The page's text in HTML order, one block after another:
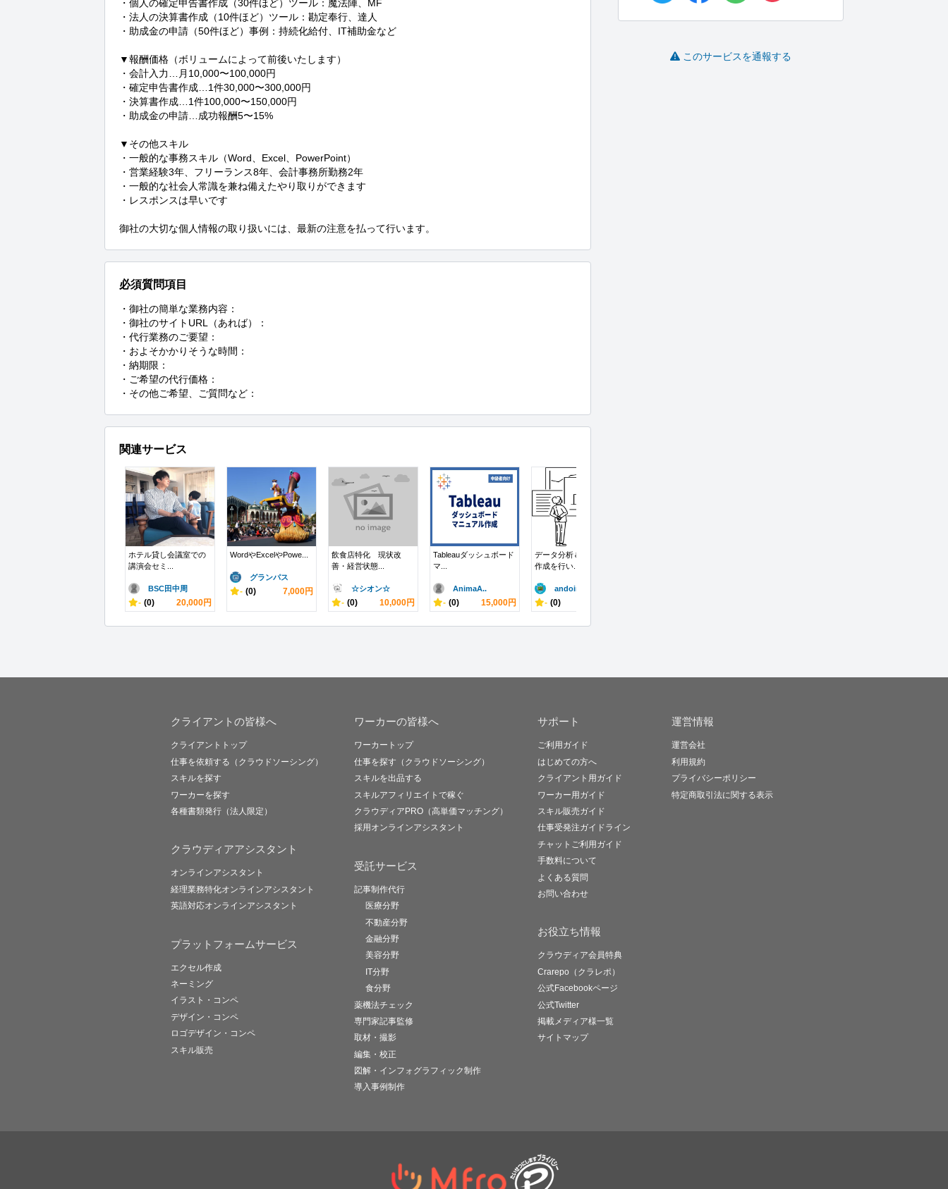
・個人の確定申告書作成（30件ほど）ツール：魔法陣、MF
・法人の決算書作成（10件ほど）ツール：勘定奉行、達人
・助成金の申請（50件ほど）事例：持続化給付、IT補助金など
▼報酬価格（ボリュームによって前後いたします）
・会計入力…月10,000〜100,000円
・確定申告書作成…1件30,000〜300,000円
・決算書作成…1件100,000〜150,000円
・助成金の申請…成功報酬5〜15%
▼その他スキル
・一般的な事務スキル（Word、Excel、PowerPoint）
・営業経験3年、フリーランス8年、会計事務所勤務2年
・一般的な社会人常識を兼ね備えたやり取りができます
・レスポンスは早いです
御社の大切な個人情報の取り扱いには、最新の注意を払って行います。
必須質問項目
・御社の簡単な業務内容：
・御社のサイトURL（あれば）：
・代行業務のご要望：
・およそかかりそうな時間：
・納期限：
・ご希望の代行価格：
・その他ご希望、ご質問など：
関連サービス
ホテル貸し会議室での
講演会セミ...
BSC田中周
- (0) 20,000円
WordやExcelやPowe...
グランパス
- (0) 7,000円
飲食店特化 現状改
善・経営状態...
☆シオン☆
- (0) 10,000円
Tableauダッシュボード
マ...
AnimaA..
- (0) 15,000円
データ分析＆レポート
作成を行い...
andoin..
- (0)
このサービスを通報する
クライアントの皆様へ
クライアントトップ
仕事を依頼する（クラウドソーシング）
スキルを探す
ワーカーを探す
各種書類発行（法人限定）
クラウディアアシスタント
オンラインアシスタント
経理業務特化オンラインアシスタント
英語対応オンラインアシスタント
プラットフォームサービス
エクセル作成
ネーミング
イラスト・コンペ
デザイン・コンペ
ロゴデザイン・コンペ
スキル販売
ワーカーの皆様へ
ワーカートップ
仕事を探す（クラウドソーシング）
スキルを出品する
スキルアフィリエイトで稼ぐ
クラウディアPRO（高単価マッチング）
採用オンラインアシスタント
受託サービス
記事制作代行
医療分野
不動産分野
金融分野
美容分野
IT分野
食分野
薬機法チェック
専門家記事監修
取材・撮影
編集・校正
図解・インフォグラフィック制作
導入事例制作
サポート
ご利用ガイド
はじめての方へ
クライアント用ガイド
ワーカー用ガイド
スキル販売ガイド
仕事受発注ガイドライン
チャットご利用ガイド
手数料について
よくある質問
お問い合わせ
お役立ち情報
クラウディア会員特典
Crarepo（クラレポ）
公式Facebookページ
公式Twitter
掲載メディア様一覧
サイトマップ
運営情報
運営会社
利用規約
プライバシーポリシー
特定商取引法に関する表示